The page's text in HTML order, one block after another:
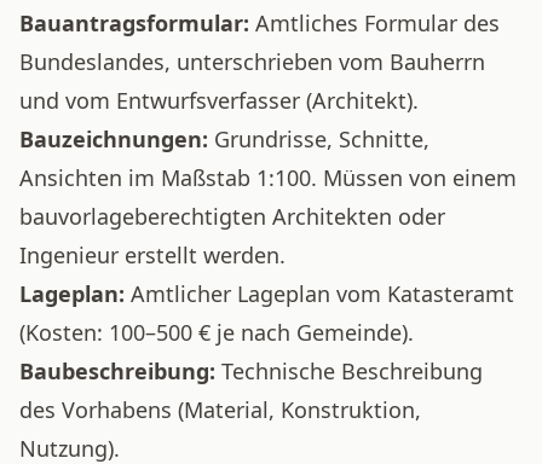
Bauantragsformular: Amtliches Formular des
Bundeslandes, unterschrieben vom Bauherrn
und vom Entwurfsverfasser (Architekt).
Bauzeichnungen: Grundrisse, Schnitte,
Ansichten im Maßstab 1:100. Müssen von einem
bauvorlageberechtigten Architekten oder
Ingenieur erstellt werden.
Lageplan: Amtlicher Lageplan vom Katasteramt
(Kosten: 100–500 € je nach Gemeinde).
Baubeschreibung: Technische Beschreibung
des Vorhabens (Material, Konstruktion,
Nutzung).